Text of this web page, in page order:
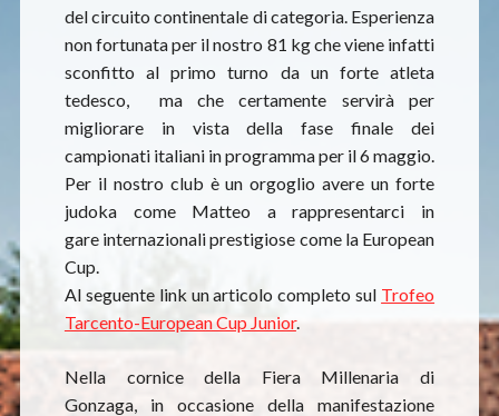
del circuito continentale di categoria. Esperienza
non fortunata per il nostro 81 kg che viene infatti
sconfitto al primo turno da un forte atleta
tedesco, ma che certamente servirà per
migliorare in vista della fase finale dei
campionati italiani in programma per il 6 maggio.
Per il nostro club è un orgoglio avere un forte
judoka come Matteo a rappresentarci in
gare internazionali prestigiose come la European
Cup.
Al seguente link un articolo completo sul Trofeo
Tarcento-European Cup Junior.
Nella cornice della Fiera Millenaria di
Gonzaga, in occasione della manifestazione